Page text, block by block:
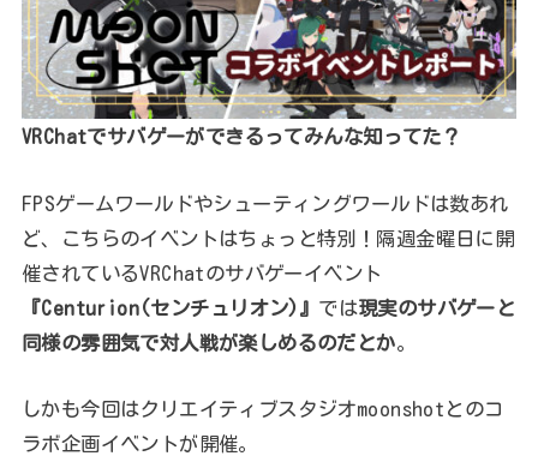
VRChatでサバゲーができるってみんな知ってた？
FPSゲームワールドやシューティングワールドは数あれ
ど、こちらのイベントはちょっと特別！隔週金曜日に開
催されているVRChatのサバゲーイベント
『Centurion(センチュリオン)』 では現実のサバゲーと
同様の雰囲気で対人戦が楽しめるのだとか。
しかも今回はクリエイティブスタジオmoonshotとのコ
ラボ企画イベントが開催。